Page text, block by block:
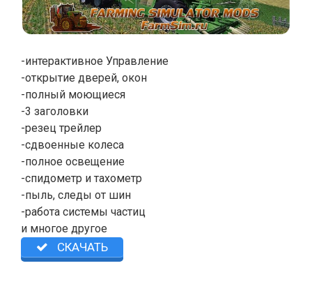
-интерактивное Управление
-открытие дверей, окон
-полный моющиеся
-3 заголовки
-резец трейлер
-сдвоенные колеса
-полное освещение
-спидометр и тахометр
-пыль, следы от шин
-работа системы частиц
и многое другое
СКАЧАТЬ